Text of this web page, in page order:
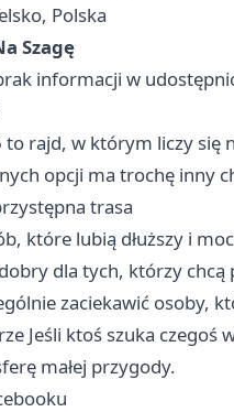
Polska
Szagę
informacji w
to rajd, w którym liczy
opcji ma trochę inny
trasa
które lubią dłuższy i
dla tych, którzy chcą
zaciekawić osoby,
Jeśli ktoś szuka czegoś
małej przygody.